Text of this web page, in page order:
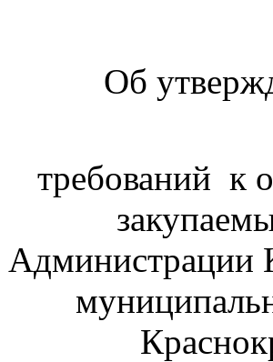
Об
требований к
Администрации